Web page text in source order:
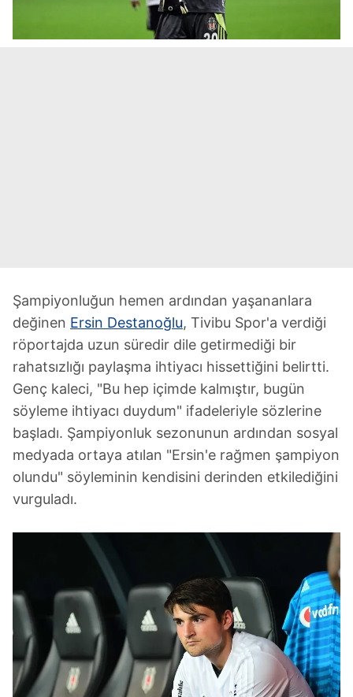
Şampiyonluğun hemen ardından yaşananlara
değinen Ersin Destanoğlu, Tivibu Spor'a verdiği
röportajda uzun süredir dile getirmediği bir
rahatsızlığı paylaşma ihtiyacı hissettiğini belirtti.
Genç kaleci, "Bu hep içimde kalmıştır, bugün
söyleme ihtiyacı duydum" ifadeleriyle sözlerine
başladı. Şampiyonluk sezonunun ardından sosyal
medyada ortaya atılan "Ersin'e rağmen şampiyon
olundu" söyleminin kendisini derinden etkilediğini
vurguladı.